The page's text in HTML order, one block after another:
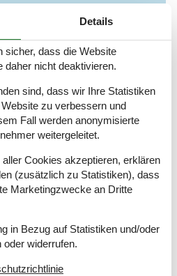
nicht inbegriffen Im Preis
Gelände
Details
sicher, dass die Website
daher nicht deaktivieren.
sind, dass wir Ihre Statistiken
zu verbessern und
Fall werden anonymisierte
weitergeleitet.
Cookies akzeptieren, erklären
(zusätzlich zu Statistiken), dass
Marketingzwecke an Dritte
in Bezug auf Statistiken und/oder
oder widerrufen.